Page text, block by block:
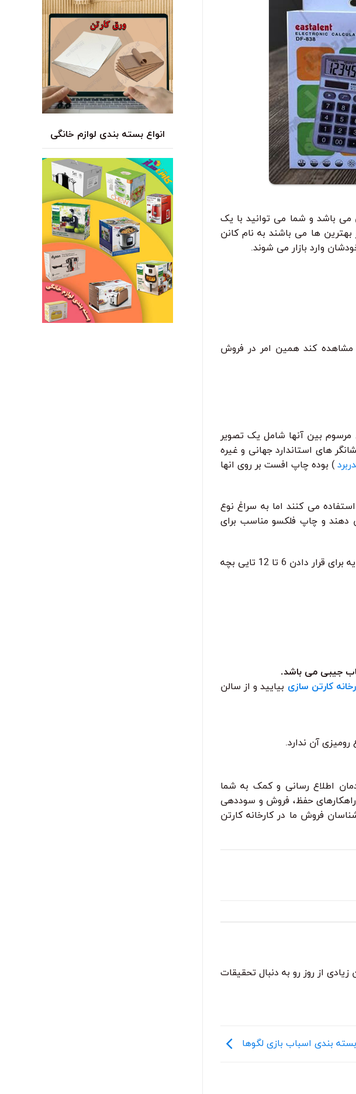
باشد و شما می توانید با یک
ها می باشند به نام کانن
مشاهده کند همین امر در فروش
بین آنها شامل یک تصویر
های استاندارد جهانی و غیره
) بوده چاپ افست بر روی انها
می کنند اما به سراغ نوع
دهند و چاپ فلکسو مناسب برای
و پنج لایه برای قرار دادن 6 تا 12 تایی بچه
جیبی می باشد.
کارتن سازی بیایید و از سالن
آن ندارد.
اطلاع رسانی و کمک به شما
راهکارهای حفظ، فروش و سوددهی
فروش ما در کارخانه کارتن
از روز رو به دنبال تحقیقات
بندی اسباب بازی لگوها
انواع بسته بندی لوازم خانگی